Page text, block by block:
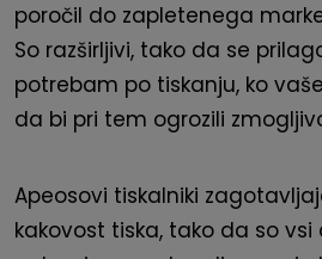
poročil do zapletenega
So razširljivi, tako da se
potrebam po tiskanju, ko
da bi pri tem ogrozili
Apeosovi tiskalniki
kakovost tiska, tako da so